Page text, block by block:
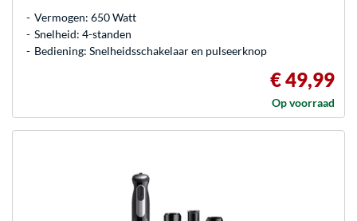
Vermogen: 650 Watt
Snelheid: 4-standen
Bediening: Snelheidsschakelaar en pulseerknop
€ 49,99
Op voorraad